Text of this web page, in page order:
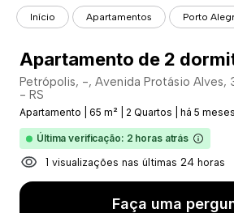
Início Apartamentos Porto
Petrópolis, -, Avenida Protásio Alves,
- RS
Apartamento 65 m² 2 Quartos há 5 meses
Última verificação: 2 horas atrás
1 visualizações nas últimas 24 horas
Faça uma